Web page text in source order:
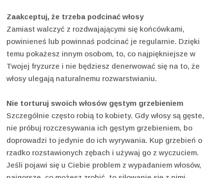
Zaakceptuj, że trzeba podcinać włosy
Zamiast walczyć z rozdwajającymi się końcówkami,
powinieneś lub powinnaś podcinać je regularnie. Dzięki
temu pokażesz innym osobom, to, co najpiękniejsze w
Twojej fryzurze i nie będziesz denerwować się na to, że
włosy ulegają naturalnemu rozwarstwianiu.
Nie torturuj swoich włosów gęstym grzebieniem
Szczególnie często robią to kobiety. Gdy włosy są gęste,
nie próbuj rozczesywania ich gęstym grzebieniem, bo
doprowadzi to jedynie do ich wyrywania. Kup grzebień o
rzadko rozstawionych zębach i używaj go z wyczuciem.
Jeśli pojawi się u Ciebie problem z wypadaniem włosów,